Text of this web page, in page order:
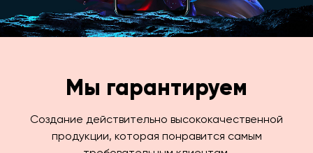
Мы гарантируем
Создание действительно высококачественной
продукции, которая понравится самым